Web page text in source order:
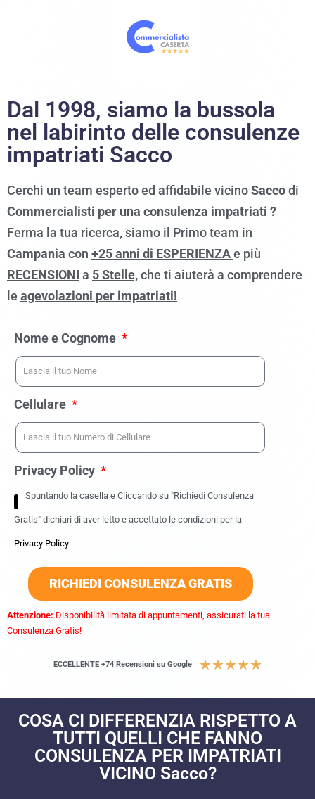
Dal 1998, siamo la bussola
nel labirinto delle consulenze
impatriati Sacco
Cerchi un team esperto ed affidabile vicinoSaccodi
Commercialisti per una consulenza impatriati ?
Ferma la tua ricerca, siamo il Primo team in
Campania con +25 anni di ESPERIENZAe più
RECENSIONI a 5 Stelle,che ti aiuterà a comprendere
le agevolazioni per impatriati!
Nome e Cognome
Cellulare
Privacy Policy
Spuntando la casella e Cliccando su "Richiedi Consulenza
Gratis" dichiari di aver letto e accettato le condizioni per la
Privacy Policy
RICHIEDI CONSULENZA GRATIS
Attenzione: Disponibilità limitata di appuntamenti, assicurati la tua
Consulenza Gratis!
ECCELLENTE +74 Recensioni su Google ★★★★★
COSA CI DIFFERENZIA RISPETTO A
TUTTI QUELLI CHE FANNO
CONSULENZA PER IMPATRIATI
VICINO Sacco?